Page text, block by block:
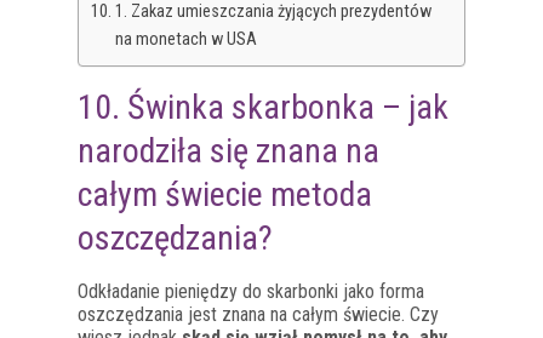
1. Zakaz umieszczania żyjących prezydentów
na monetach w USA
10. Świnka skarbonka – jak
narodziła się znana na
całym świecie metoda
oszczędzania?
Odkładanie pieniędzy do skarbonki jako forma
oszczędzania jest znana na całym świecie. Czy